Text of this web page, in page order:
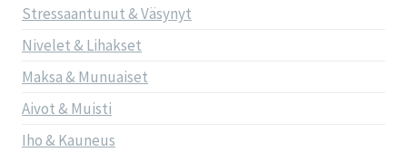
Stressaantunut & Väsynyt
Nivelet & Lihakset
Maksa & Munuaiset
Aivot & Muisti
Iho & Kauneus